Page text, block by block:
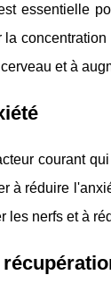
essentielle
la
et à
courant
à réduire
les nerfs et à